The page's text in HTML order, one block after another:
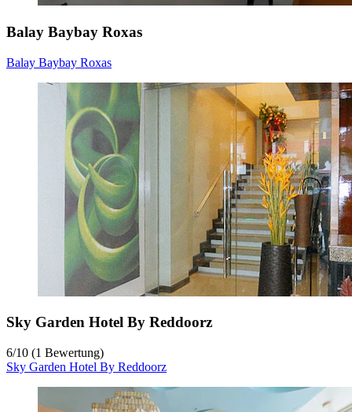
Balay Baybay Roxas
Balay Baybay Roxas
Sky Garden Hotel By Reddoorz
6/10 (1 Bewertung)
Sky Garden Hotel By Reddoorz